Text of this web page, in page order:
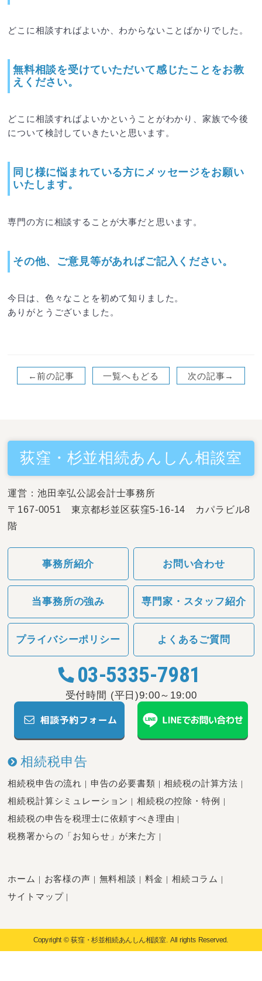
どこに相談すればよいか、わからないことばかりでした。
無料相談を受けていただいて感じたことをお教
えください。
どこに相談すればよいかということがわかり、家族で今後
について検討していきたいと思います。
同じ様に悩まれている方にメッセージをお願い
いたします。
専門の方に相談することが大事だと思います。
その他、ご意見等があればご記入ください。
今日は、色々なことを初めて知りました。
ありがとうございました。
←前の記事 一覧へもどる 次の記事→
荻窪・杉並相続あんしん相談室
運営：池田幸弘公認会計士事務所
〒167-0051 東京都杉並区荻窪5-16-14 カパラビル8
階
事務所紹介 お問い合わせ
当事務所の強み 専門家・スタッフ紹介
プライバシーポリシー よくあるご質問
03-5335-7981
受付時間 (平日)9:00～19:00
相続税申告
相続税申告の流れ 申告の必要書類
相続税の計算方法
相続税計算シミュレーション
相続税の控除・特例
相続税の申告を税理士に依頼すべき理由
税務署からの「お知らせ」が来た方
ホーム お客様の声 無料相談 料金
相続コラム
サイトマップ
Copyright © 荻窪・杉並相続あんしん相談室. All rights Reserved.